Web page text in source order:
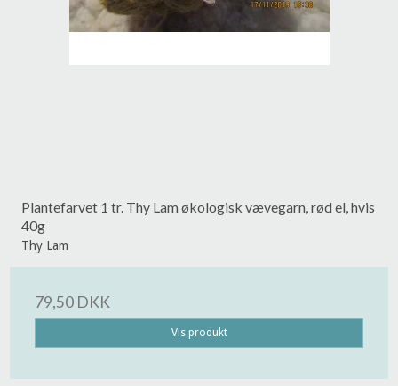
Plantefarvet 1 tr. Thy Lam økologisk vævegarn, rød el, hvis
40g
Thy Lam
79,50 DKK
Vis produkt